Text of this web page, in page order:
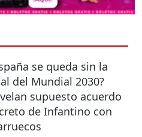
se queda sin la
del Mundial 2030?
supuesto acuerdo
de Infantino con